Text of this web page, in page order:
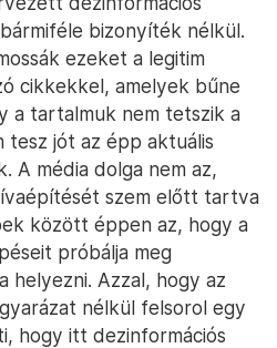
bizonyíték nélkül.
ezeket a legitim
cikkekkel, amelyek bűne
a tartalmuk nem tetszik a
tesz jót az épp aktuális
A média dolga nem az,
szem előtt tartva
között éppen az, hogy a
próbálja meg
helyezni. Azzal, hogy az
nélkül felsorol egy
hogy itt dezinformációs